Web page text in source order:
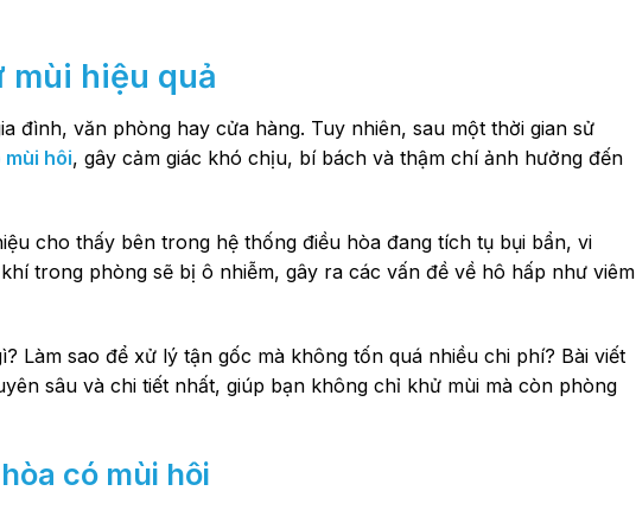
mùi hiệu quả
đình, văn phòng hay cửa hàng. Tuy nhiên, sau một thời gian sử
hôi, gây cảm giác khó chịu, bí bách và thậm chí ảnh hưởng đến
cho thấy bên trong hệ thống điều hòa đang tích tụ bụi bẩn, vi
trong phòng sẽ bị ô nhiễm, gây ra các vấn đề về hô hấp như viêm
Làm sao để xử lý tận gốc mà không tốn quá nhiều chi phí? Bài viết
sâu và chi tiết nhất, giúp bạn không chỉ khử mùi mà còn phòng
có mùi hôi